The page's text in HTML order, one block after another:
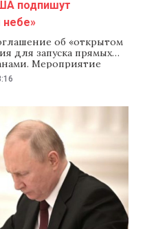
подпишут
небе»
об «открытом
для запуска прямых
Мероприятие
в пресс-службе
уточнили в
менеджмента и
инфраструктуры